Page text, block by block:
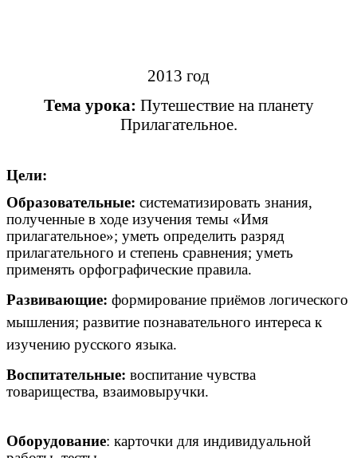
2013 год
Тема урока: Путешествие на планету
Прилагательное.
Цели:
Образовательные: систематизировать знания,
полученные в ходе изучения темы «Имя
прилагательное»; уметь определить разряд
прилагательного и степень сравнения; уметь
применять орфографические правила.
Развивающие: формирование приёмов логического
мышления; развитие познавательного интереса к
изучению русского языка.
Воспитательные: воспитание чувства
товарищества, взаимовыручки.
Оборудование: карточки для индивидуальной